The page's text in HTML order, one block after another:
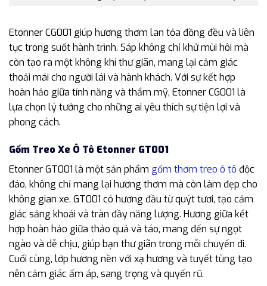
Etonner CG001 giúp hương thơm lan tỏa đồng đều và liên
tục trong suốt hành trình. Sáp không chỉ khử mùi hôi mà
còn tạo ra một không khí thư giãn, mang lại cảm giác
thoải mái cho người lái và hành khách. Với sự kết hợp
hoàn hảo giữa tính năng và thẩm mỹ, Etonner CG001 là
lựa chọn lý tưởng cho những ai yêu thích sự tiện lợi và
phong cách.
Gốm Treo Xe Ô Tô Etonner GT001
Etonner GT001 là một sản phẩm gốm thơm treo ô tô độc
đáo, không chỉ mang lại hương thơm mà còn làm đẹp cho
không gian xe. GT001 có hương đầu từ quýt tươi, tạo cảm
giác sảng khoái và tràn đầy năng lượng. Hương giữa kết
hợp hoàn hảo giữa thảo quả và táo, mang đến sự ngọt
ngào và dễ chịu, giúp bạn thư giãn trong mỗi chuyến đi.
Cuối cùng, lớp hương nền với xạ hương và tuyết tùng tạo
nên cảm giác ấm áp, sang trọng và quyến rũ.